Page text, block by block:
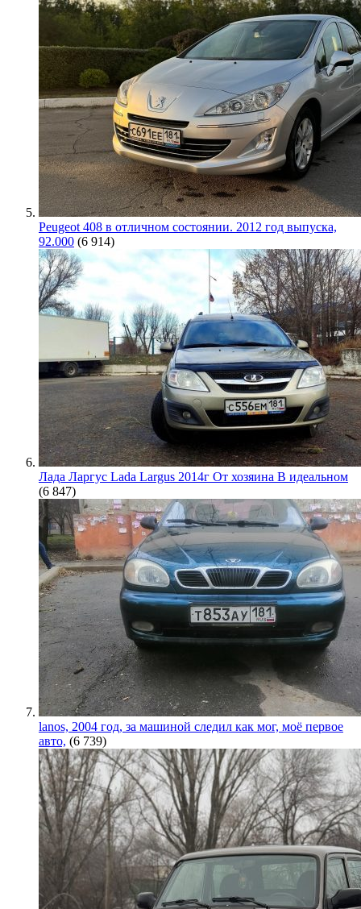
Peugeot 408 в отличном состоянии. 2012 год выпуска,
92.000 (6 914)
Лада Ларгус Lada Largus 2014г От хозяина В идеальном
(6 847)
lanos, 2004 год, за машиной следил как мог, моё первое
авто, (6 739)